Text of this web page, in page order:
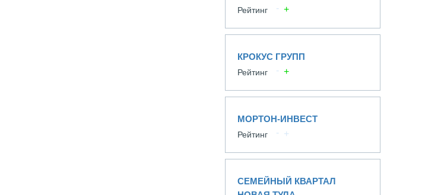
Рейтинг
КРОКУС ГРУПП
Рейтинг
МОРТОН-ИНВЕСТ
Рейтинг
СЕМЕЙНЫЙ КВАРТАЛ